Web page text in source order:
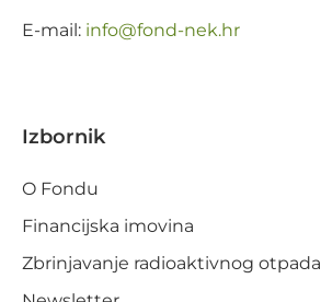
E-mail: rh.ken-dnof
@ofni
Izbornik
O Fondu
Financijska imovina
Zbrinjavanje radioaktivnog otpada